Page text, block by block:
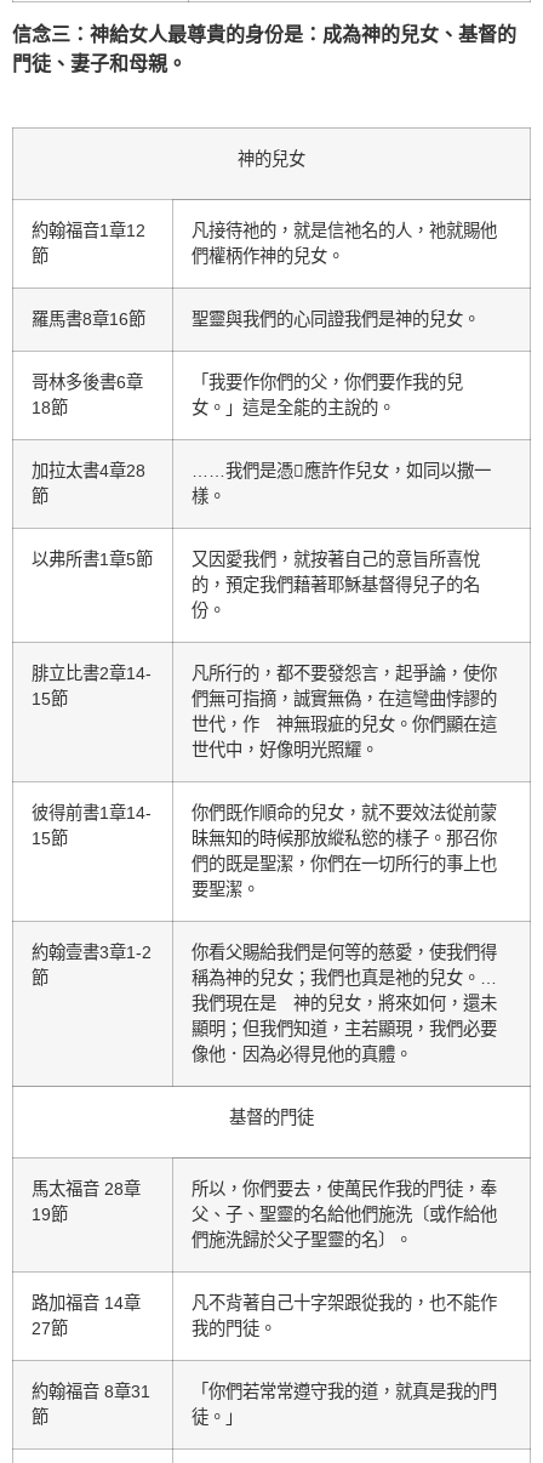
信念三：神給女人最尊貴的身份是： 成為神的兒女、基督的
門徒、妻子和母親。
神的兒女
約翰福音1章12
節
凡接待祂的，就是信祂名的人，祂就賜他
們權柄作神的兒女。
羅馬書8章16節 聖靈與我們的心同證我們是神的兒女。
哥林多後書6章
18節
「我要作你們的父，你們要作我的兒
女。」這是全能的主說的。
加拉太書4章28
節
……我們是憑應許作兒女，如同以撒一
樣。
以弗所書1章5節
又因愛我們，就按著自己的意旨所喜悅
的，預定我們藉著耶穌基督得兒子的名
份。
腓立比書2章14-
15節
凡所行的，都不要發怨言，起爭論，使你
們無可指摘，誠實無偽，在這彎曲悖謬的
世代，作 神無瑕疵的兒女。你們顯在這
世代中，好像明光照耀。
彼得前書1章14-
15節
你們既作順命的兒女，就不要效法從前蒙
昧無知的時候那放縱私慾的樣子。那召你
們的既是聖潔，你們在一切所行的事上也
要聖潔。
約翰壹書3章1-2
節
你看父賜給我們是何等的慈愛，使我們得
稱為神的兒女；我們也真是祂的兒女。…
我們現在是 神的兒女，將來如何，還未
顯明；但我們知道，主若顯現，我們必要
像他．因為必得見他的真體。
基督的門徒
馬太福音 28章
19節
所以，你們要去，使萬民作我的門徒，奉
父、子、聖靈的名給他們施洗〔或作給他
們施洗歸於父子聖靈的名〕。
路加福音 14章
27節
凡不背著自己十字架跟從我的，也不能作
我的門徒。
約翰福音 8章31
節
「你們若常常遵守我的道，就真是我的門
徒。」